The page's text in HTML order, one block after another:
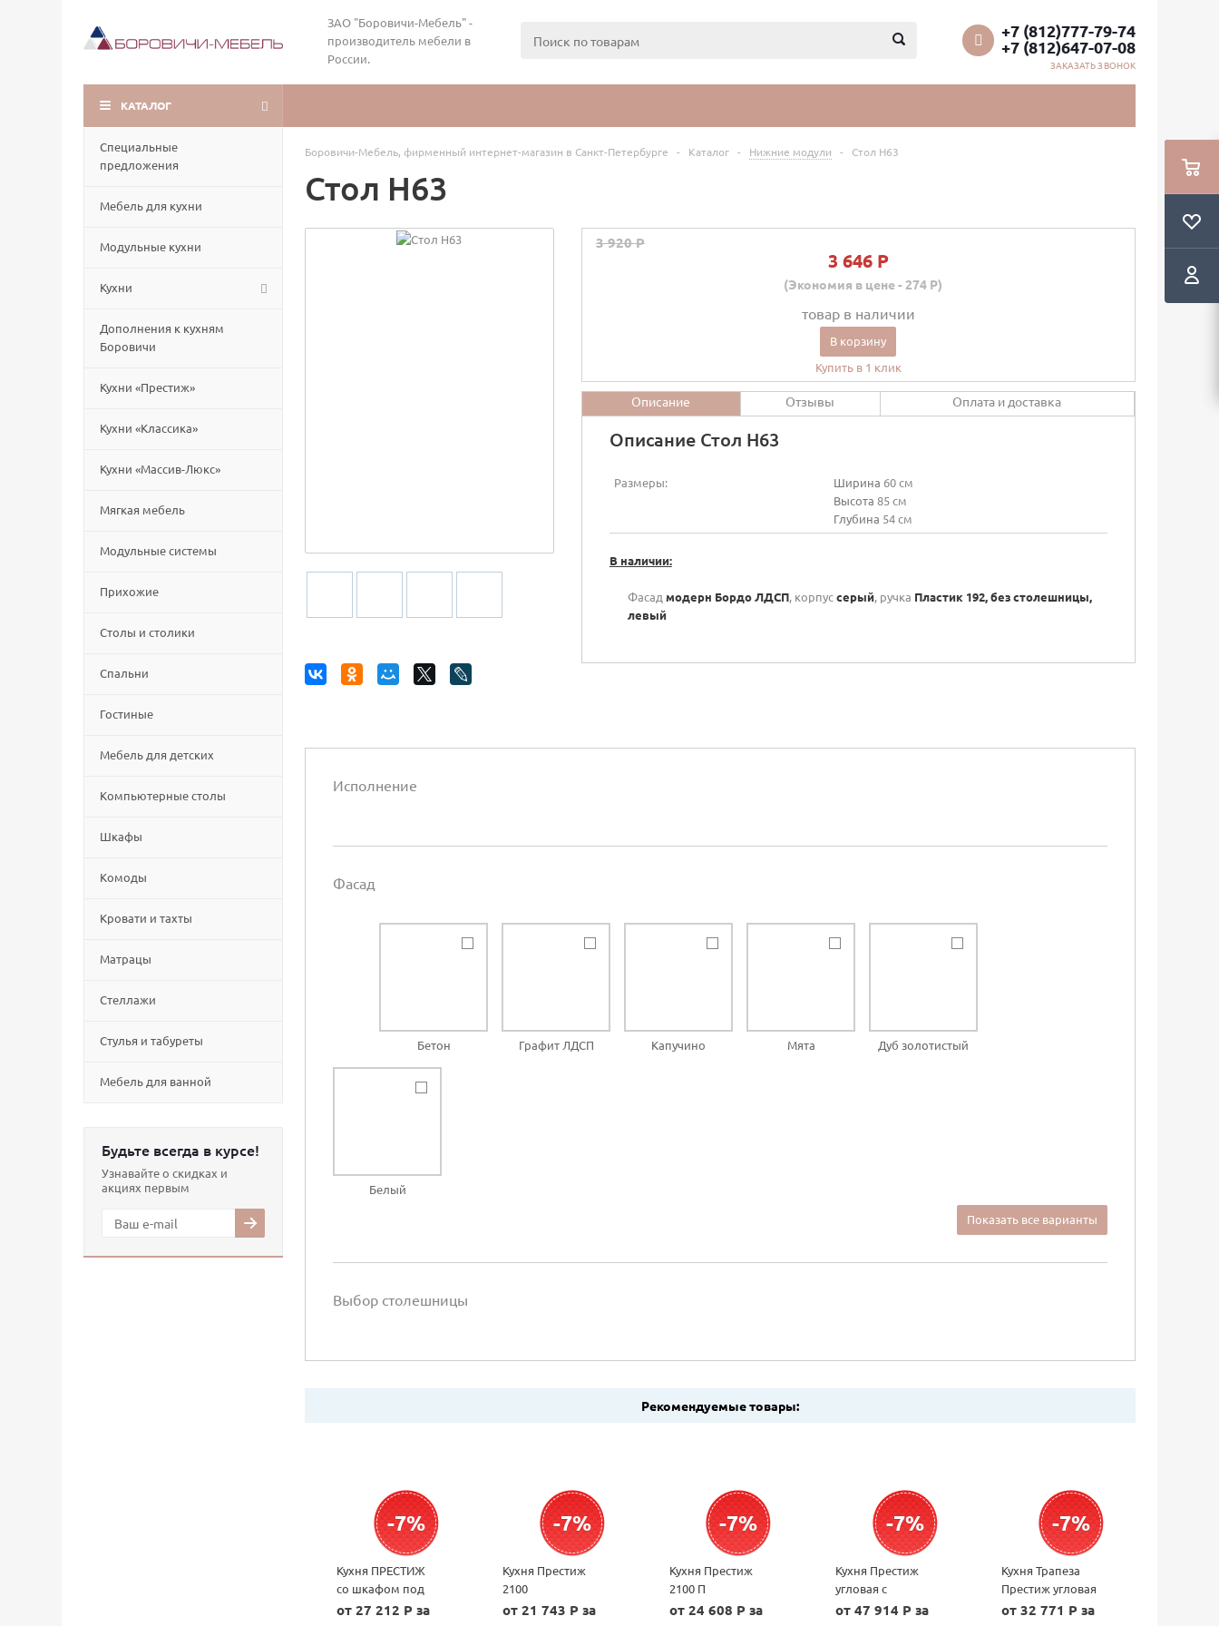
ЗАО "Боровичи-Мебель" -
производитель мебели в
России.
+7 (812)777-79-74
+7 (812)647-07-08
ЗАКАЗАТЬ ЗВОНОК
КАТАЛОГ
Специальные
предложения
Мебель для кухни
Модульные кухни
Кухни
Дополнения к кухням
Боровичи
Кухни «Престиж»
Кухни «Классика»
Кухни «Массив-Люкс»
Мягкая мебель
Модульные системы
Прихожие
Столы и столики
Спальни
Гостиные
Мебель для детских
Компьютерные столы
Шкафы
Комоды
Кровати и тахты
Матрацы
Стеллажи
Cтулья и табуреты
Мебель для ванной
Будьте всегда в курсе!
Узнавайте о скидках и
акциях первым
Боровичи-Мебель, фирменный интернет-магазин в Санкт-Петербурге - Каталог - Нижние модули - Стол Н63
Стол Н63
3 920 P
3 646 P
(Экономия в цене - 274 P)
товар в наличии
В корзину
Купить в 1 клик
Описание Отзывы Оплата и доставка
Описание Стол Н63
Размеры: Ширина 60 см
Высота 85 см
Глубина 54 см
В наличии:
Фасад модерн Бордо ЛДСП, корпуссерый, ручка Пластик 192, без столешницы,
левый
Исполнение
Фасад
Бетон Графит ЛДСП Капучино Мята Дуб золотистый
Белый
Показать все варианты
Выбор столешницы
Рекомендуемые товары:
-7%
Кухня ПРЕСТИЖ
со шкафом под
микроволновую
от 27 212 P за
-7%
Кухня Престиж
2100
от 21 743 P за
-7%
Кухня Престиж
2100 П
от 24 608 P за
-7%
Кухня Престиж
угловая с
гнутыми
от 47 914 P за
-7%
Кухня Трапеза
Престиж угловая
1200х1785
от 32 771 P за